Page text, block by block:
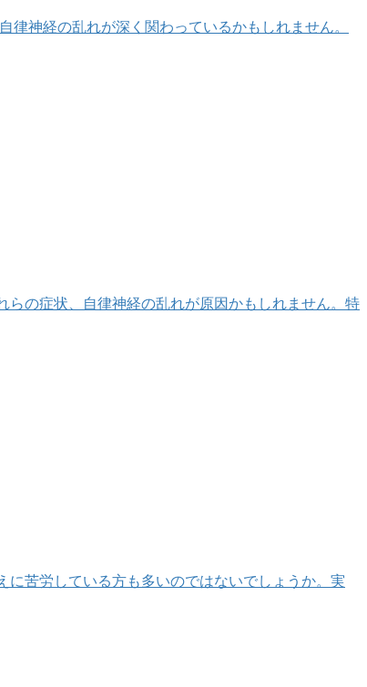
神経の乱れが深く関わっているかもしれません。
の症状、自律神経の乱れが原因かもしれません。特
に苦労している方も多いのではないでしょうか。実